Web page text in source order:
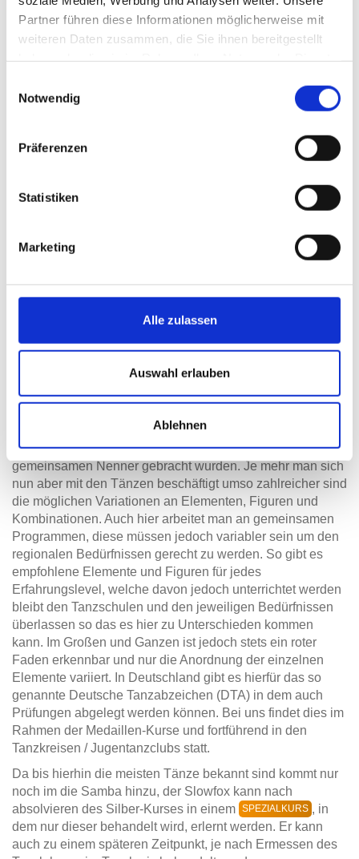
Partner führen diese Informationen möglicherweise mit
weiteren Daten zusammen, die Sie ihnen bereitgestellt
Notwendig
Präferenzen
Statistiken
Marketing
Alle zulassen
Auswahl erlauben
Ablehnen
unseren Kursen das WTP auf den Grund- und den
Fortgeschrittenen-Kurs aufgeteilt (WTP 1+2).
Im Grundkurs (WTP 1) werden folgende Tänze
Merengue
Foxtrott
Jive
Im F-Kurs (WTP 2) wird dieses Programm erweitert durch:
Tango
und natürlich weitere Elemente in den zuvor gelernten
Aufgrund der Vielfältigkeit jedes einzelnen Tanzes und
Leistung, dass zumindest die Grundformen die weltweit in
diesen Tänzen unterrichtet werden größtenteils auf einen
gemeinsamen Nenner gebracht wurden. Je mehr man sich
nun aber mit den Tänzen beschäftigt umso zahlreicher sind
die möglichen Variationen an Elementen, Figuren und
Kombinationen. Auch hier arbeitet man an gemeinsamen
Programmen, diese müssen jedoch variabler sein um den
regionalen Bedürfnissen gerecht zu werden. So gibt es
empfohlene Elemente und Figuren für jedes
Erfahrungslevel, welche davon jedoch unterrichtet werden
bleibt den Tanzschulen und den jeweiligen Bedürfnissen
überlassen so das es hier zu Unterschieden kommen
kann. Im Großen und Ganzen ist jedoch stets ein roter
Faden erkennbar und nur die Anordnung der einzelnen
Elemente variiert. In Deutschland gibt es hierfür das so
genannte Deutsche Tanzabzeichen (DTA) in dem auch
Prüfungen abgelegt werden können. Bei uns findet dies im
Rahmen der Medaillen-Kurse und fortführend in den
Tanzkreisen / Jugentanzclubs statt.
Da bis hierhin die meisten Tänze bekannt sind kommt nur
noch im die Samba hinzu, der Slowfox kann nach
absolvieren des Silber-Kurses in einem SPEZIALKURS , in
dem nur dieser behandelt wird, erlernt werden. Er kann
auch zu einem späteren Zeitpunkt, je nach Ermessen des